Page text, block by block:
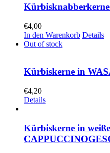
€4,00
In den Warenkorb Details
Out of stock
Kürbiskerne in
€4,20
Details
Kürbiskerne in